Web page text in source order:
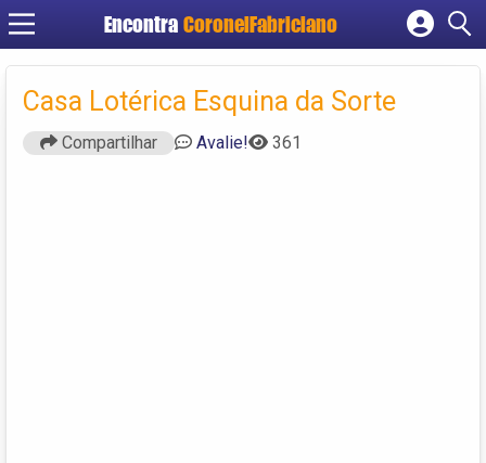
Encontra CoronelFabriciano
Cadastrar empresa
Criar conta
Casa Lotérica Esquina da Sorte
Compartilhar Avalie! 361